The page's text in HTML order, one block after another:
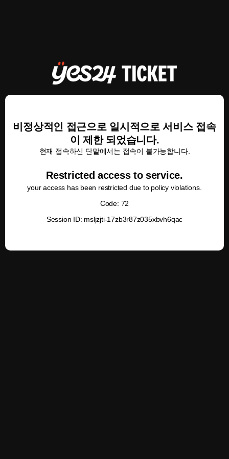
비정상적인 접근으로 일시적으로 서비스 접속
이 제한 되었습니다.
현재 접속하신 단말에서는 접속이 불가능합니다.
Restricted access to service.
your access has been restricted due to policy violations.
Code: 72
Session ID: msljzjti-17zb3r87z035xbvh6qac